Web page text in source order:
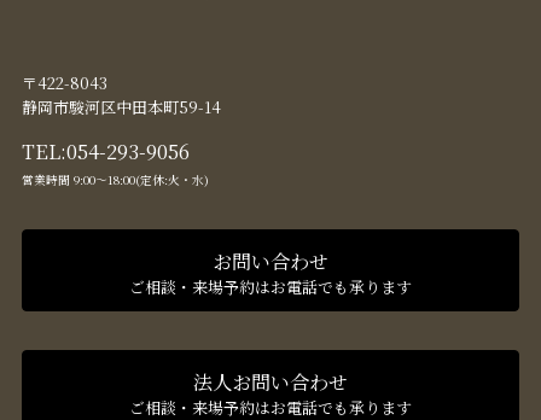
〒422-8043
静岡市駿河区中田本町59-14
TEL:054-293-9056
営業時間 9:00〜18:00(定休:火・水)
お問い合わせ
ご相談・来場予約はお電話でも承ります
法人お問い合わせ
ご相談・来場予約はお電話でも承ります